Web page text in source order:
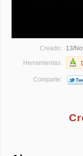
Creado: 13/
Herramientas:
Comparte: